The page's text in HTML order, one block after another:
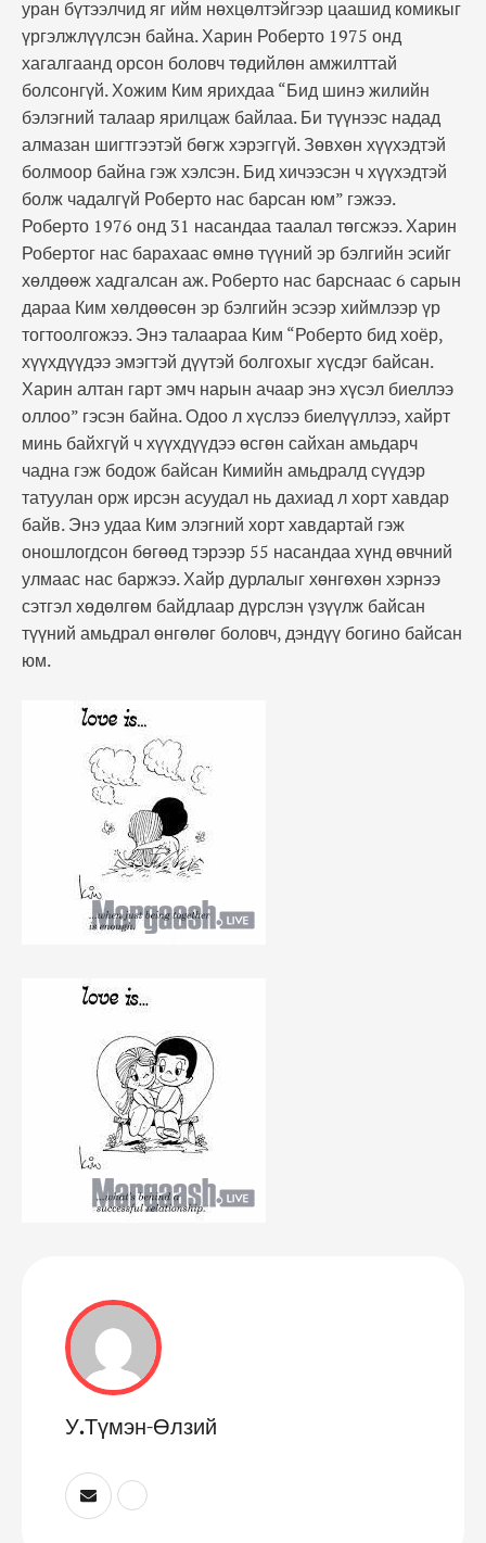
уран бүтээлчид яг ийм нөхцөлтэйгээр цаашид комикыг
үргэлжлүүлсэн байна. Харин Роберто 1975 онд
хагалгаанд орсон боловч төдийлөн амжилттай
болсонгүй. Хожим Ким ярихдаа “Бид шинэ жилийн
бэлэгний талаар ярилцаж байлаа. Би түүнээс надад
алмазан шигтгээтэй бөгж хэрэггүй. Зөвхөн хүүхэдтэй
болмоор байна гэж хэлсэн. Бид хичээсэн ч хүүхэдтэй
болж чадалгүй Роберто нас барсан юм” гэжээ.
Роберто 1976 онд 31 насандаа таалал төгсжээ. Харин
Робертог нас барахаас өмнө түүний эр бэлгийн эсийг
хөлдөөж хадгалсан аж. Роберто нас барснаас 6 сарын
дараа Ким хөлдөөсөн эр бэлгийн эсээр хиймлээр үр
тогтоолгожээ. Энэ талаараа Ким “Роберто бид хоёр,
хүүхдүүдээ эмэгтэй дүүтэй болгохыг хүсдэг байсан.
Харин алтан гарт эмч нарын ачаар энэ хүсэл биеллээ
оллоо” гэсэн байна. Одоо л хүслээ биелүүллээ, хайрт
минь байхгүй ч хүүхдүүдээ өсгөн сайхан амьдарч
чадна гэж бодож байсан Кимийн амьдралд сүүдэр
татуулан орж ирсэн асуудал нь дахиад л хорт хавдар
байв. Энэ удаа Ким элэгний хорт хавдартай гэж
оношлогдсон бөгөөд тэрээр 55 насандаа хүнд өвчний
улмаас нас баржээ. Хайр дурлалыг хөнгөхөн хэрнээ
сэтгэл хөдөлгөм байдлаар дүрслэн үзүүлж байсан
түүний амьдрал өнгөлөг боловч, дэндүү богино байсан
юм.
У.Түмэн-Өлзий